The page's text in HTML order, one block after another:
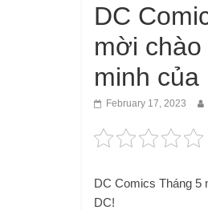
DC
mời
minh của
February 17, 2023
DC Comics Tháng 5
DC!